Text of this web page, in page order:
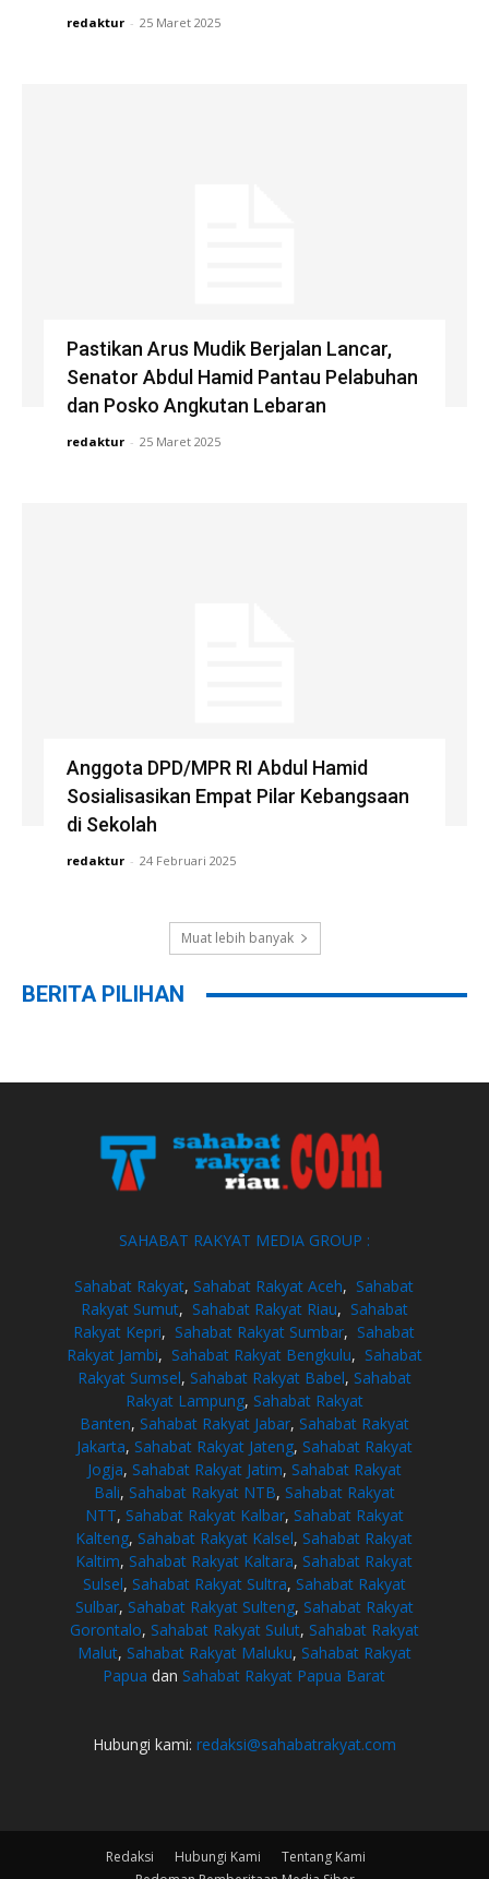
redaktur - 25 Maret 2025
Pastikan Arus Mudik Berjalan Lancar,
Senator Abdul Hamid Pantau Pelabuhan
dan Posko Angkutan Lebaran
redaktur - 25 Maret 2025
Anggota DPD/MPR RI Abdul Hamid
Sosialisasikan Empat Pilar Kebangsaan
di Sekolah
redaktur - 24 Februari 2025
Muat lebih banyak
BERITA PILIHAN
SAHABAT RAKYAT MEDIA GROUP :
Sahabat Rakyat, Sahabat Rakyat Aceh, Sahabat
Rakyat Sumut, Sahabat Rakyat Riau, Sahabat
Rakyat Kepri, Sahabat Rakyat Sumbar, Sahabat
Rakyat Jambi, Sahabat Rakyat Bengkulu, Sahabat
Rakyat Sumsel, Sahabat Rakyat Babel, Sahabat
Rakyat Lampung, Sahabat Rakyat
Banten, Sahabat Rakyat Jabar, Sahabat Rakyat
Jakarta, Sahabat Rakyat Jateng, Sahabat Rakyat
Jogja, Sahabat Rakyat Jatim, Sahabat Rakyat
Bali, Sahabat Rakyat NTB, Sahabat Rakyat
NTT, Sahabat Rakyat Kalbar, Sahabat Rakyat
Kalteng, Sahabat Rakyat Kalsel, Sahabat Rakyat
Kaltim, Sahabat Rakyat Kaltara, Sahabat Rakyat
Sulsel, Sahabat Rakyat Sultra, Sahabat Rakyat
Sulbar, Sahabat Rakyat Sulteng, Sahabat Rakyat
Gorontalo, Sahabat Rakyat Sulut, Sahabat Rakyat
Malut, Sahabat Rakyat Maluku, Sahabat Rakyat
Papua dan Sahabat Rakyat Papua Barat
Hubungi kami: redaksi@sahabatrakyat.com
Redaksi Hubungi Kami
Tentang Kami